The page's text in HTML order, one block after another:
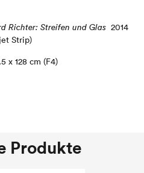
Richter: Streifen und Glas 2014
Strip)
x 128 cm (F4)
Produkte